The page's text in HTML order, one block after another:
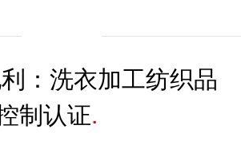
健身
房地产
电器
& 房地产
书系列
声明
：洗衣加工纺织品
制认证
解决方案